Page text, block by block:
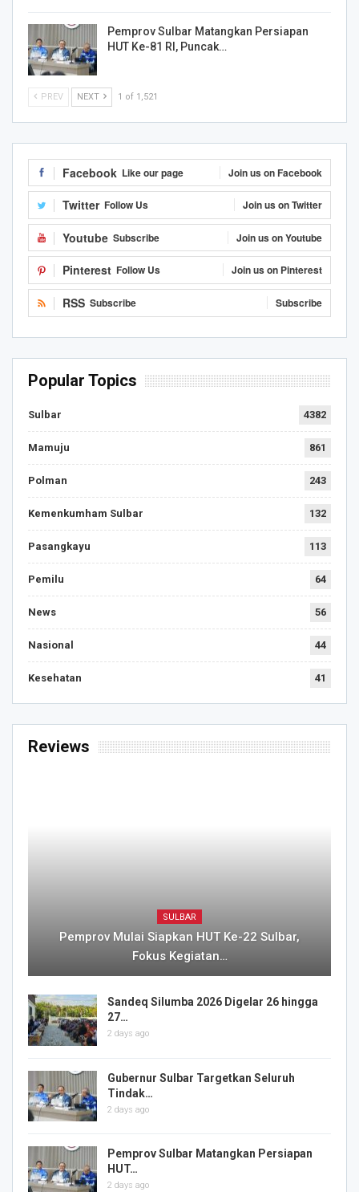
Pemprov Sulbar Matangkan Persiapan
HUT Ke-81 RI, Puncak…
PREV NEXT 1 of 1,521
Facebook Like our page Join us on Facebook
Twitter Follow Us Join us on Twitter
Youtube Subscribe Join us on Youtube
Pinterest Follow Us Join us on Pinterest
RSS Subscribe Subscribe
Popular Topics
Sulbar 4382
Mamuju 861
Polman 243
Kemenkumham Sulbar 132
Pasangkayu 113
Pemilu 64
News 56
Nasional 44
Kesehatan 41
Reviews
SULBAR
Pemprov Mulai Siapkan HUT Ke-22 Sulbar,
Fokus Kegiatan…
Sandeq Silumba 2026 Digelar 26 hingga
27…
2 days ago
Gubernur Sulbar Targetkan Seluruh
Tindak…
2 days ago
Pemprov Sulbar Matangkan Persiapan
HUT…
2 days ago